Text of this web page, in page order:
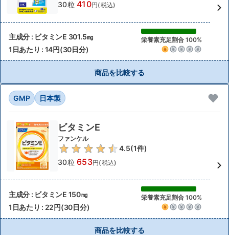
30粒 410円(税込)
主成分 : ビタミンE 301.5㎎ 栄養素充足割合 100%
1日あたり : 14円(30日分)
商品を比較する
GMP 日本製
ビタミンE
ファンケル
4.5(1件)
30粒 653円(税込)
主成分 : ビタミンE 150㎎ 栄養素充足割合 100%
1日あたり : 22円(30日分)
商品を比較する